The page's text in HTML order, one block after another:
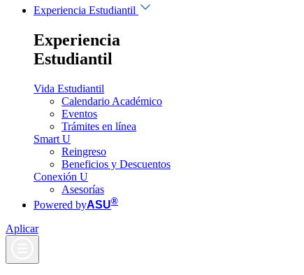
Experiencia Estudiantil
Experiencia
Estudiantil
Vida Estudiantil
Calendario Académico
Eventos
Trámites en línea
Smart U
Reingreso
Beneficios y Descuentos
Conexión U
Asesorías
Powered byASU®
Aplicar